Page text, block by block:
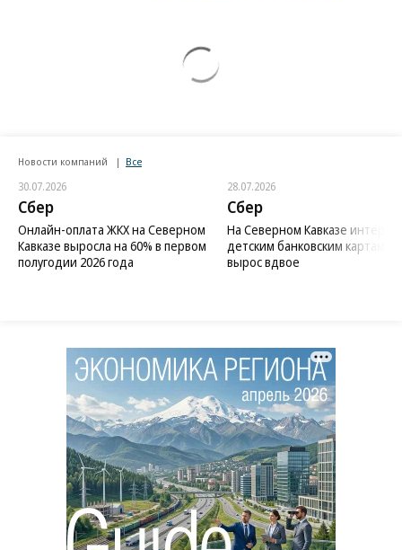
Новости компаний Все
30.07.2026
Сбер
Онлайн-оплата ЖКХ на Северном
Кавказе выросла на 60% в первом
полугодии 2026 года
28.07.2026
Сбер
На Северном Кавказе интерес
детским банковским картам
вырос вдвое